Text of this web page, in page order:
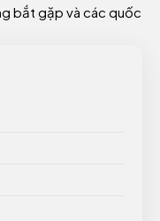
bắt gặp và các quốc